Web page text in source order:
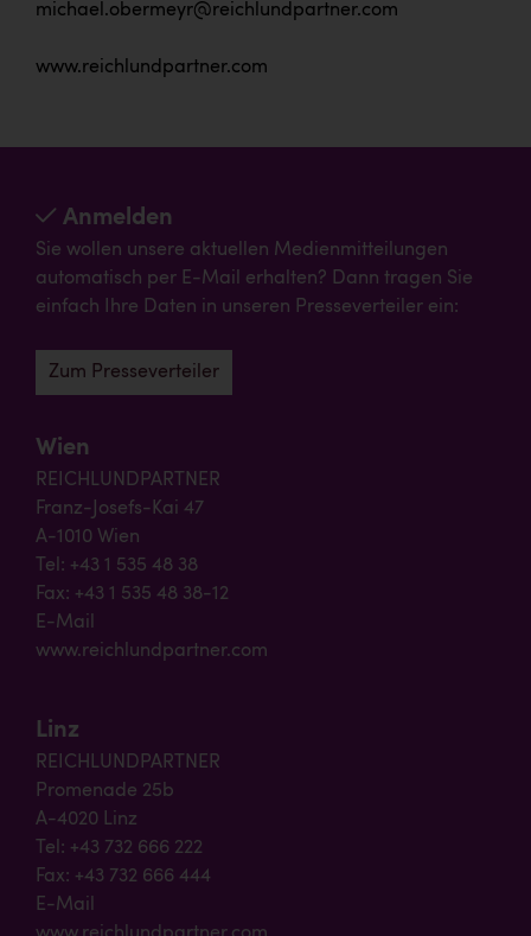
michael.obermeyr@reichlundpartner.com
www.reichlundpartner.com
Anmelden
Sie wollen unsere aktuellen Medienmitteilungen
automatisch per E-Mail erhalten? Dann tragen Sie
einfach Ihre Daten in unseren Presseverteiler ein:
Zum Presseverteiler
Wien
REICHLUNDPARTNER
Franz-Josefs-Kai 47
A-1010 Wien
Tel: +43 1 535 48 38
Fax: +43 1 535 48 38-12
E-Mail
www.reichlundpartner.com
Linz
REICHLUNDPARTNER
Promenade 25b
A-4020 Linz
Tel: +43 732 666 222
Fax: +43 732 666 444
E-Mail